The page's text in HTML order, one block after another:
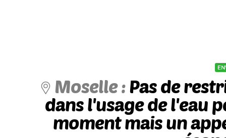
Moselle :Pas de
dans l'usage de l'eau
moment mais un